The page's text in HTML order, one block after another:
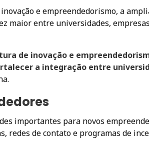
e empreendedorismo, a
maior entre universidades,
de inovação e
a integração entre
importantes para novos
redes de contato e programas de